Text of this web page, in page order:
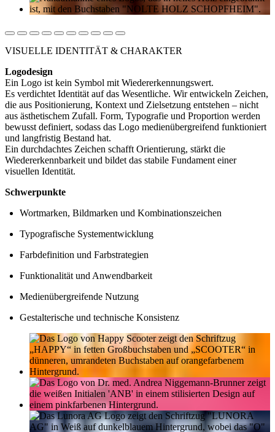
VISUELLE IDENTITÄT & CHARAKTER
Logodesign
Ein Logo ist kein Symbol mit Wiedererkennungswert.
Es verdichtet Identität auf das Wesentliche. Wir entwickeln Zeichen,
die aus Positionierung, Kontext und Zielsetzung entstehen – nicht
aus ästhetischem Zufall. Form, Typografie und Proportion werden
bewusst definiert, sodass das Logo medienübergreifend funktioniert
und langfristig Bestand hat.
Ein durchdachtes Zeichen schafft Orientierung, stärkt die
Wiedererkennbarkeit und bildet das stabile Fundament einer
visuellen Identität.
Schwerpunkte
Wortmarken, Bildmarken und Kombinationszeichen
Typografische Systementwicklung
Farbdefinition und Farbstrategien
Funktionalität und Anwendbarkeit
Medienübergreifende Nutzung
Gestalterische und technische Konsistenz